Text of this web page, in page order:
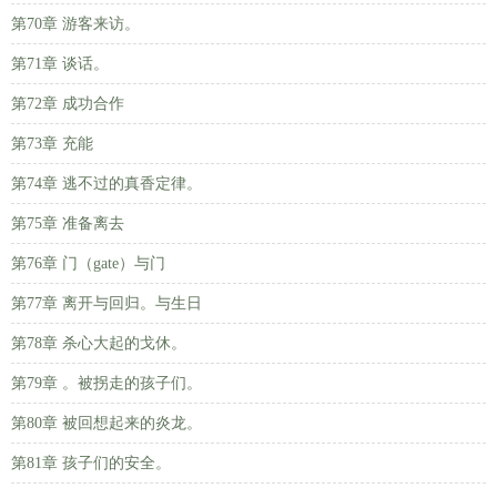
第70章 游客来访。
第71章 谈话。
第72章 成功合作
第73章 充能
第74章 逃不过的真香定律。
第75章 准备离去
第76章 门（gate）与门
第77章 离开与回归。与生日
第78章 杀心大起的戈休。
第79章 。被拐走的孩子们。
第80章 被回想起来的炎龙。
第81章 孩子们的安全。